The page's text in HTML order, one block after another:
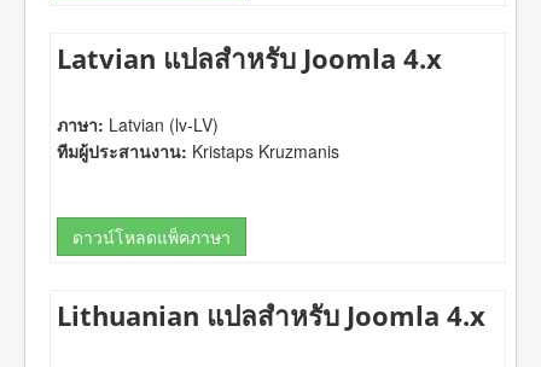
Latvian แปลสำหรับ Joomla 4.x
ภาษา: Latvian (lv-LV)
ทีมผู้ประสานงาน: Kristaps Kruzmanis
ดาวน์โหลดแพ็คภาษา
Lithuanian แปลสำหรับ Joomla 4.x